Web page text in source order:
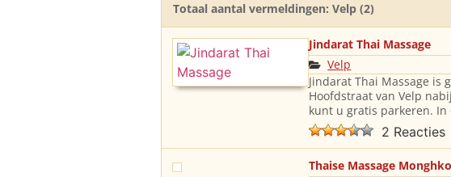
Totaal aantal vermeldingen: Velp (2)
Jindarat Thai Massage
Velp
Jindarat Thai Massage is
Hoofdstraat van Velp
kunt u gratis parkeren. In
2 Reacties
Thaise Massage